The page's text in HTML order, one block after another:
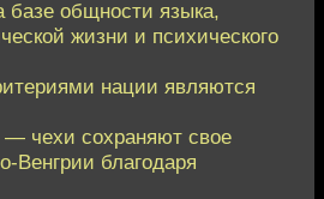
общности языка,
жизни и психического
нации являются
чехи сохраняют свое
Венгрии благодаря